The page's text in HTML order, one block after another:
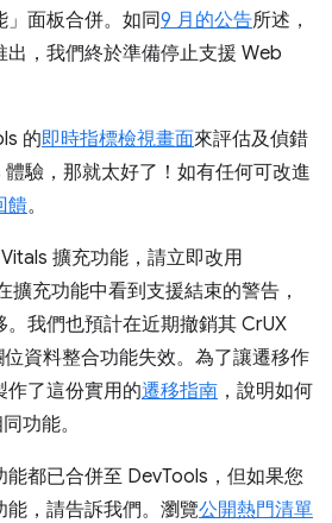
面板合併。如同9 月的公告所述，
出，我們終於準備停止支援 Web
的即時指標檢視畫面來評估及偵錯
驗，那就太好了！如有任何可改進
饋。
擴充功能，請立即改用
擴充功能中看到支援結束的警告，
我們也預計在近期撤銷其 CrUX
資料整合功能失效。為了讓遷移作
作了這份實用的遷移指南 ，說明如何
功能。
都已合併至 DevTools，但如果您
能，請告訴我們。瀏覽公開熱門清單